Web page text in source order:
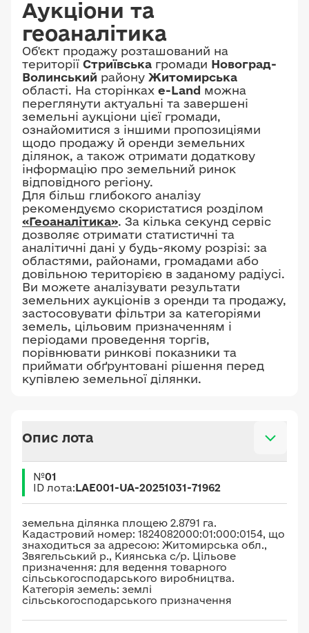
Аукціони та
геоаналітика
Об'єкт продажу розташований на
території Стриївська громади Новоград-
Волинський району Житомирська
області. На сторінках e-Land можна
переглянути актуальні та завершені
земельні аукціони цієї громади,
ознайомитися з іншими пропозиціями
щодо продажу й оренди земельних
ділянок, а також отримати додаткову
інформацію про земельний ринок
відповідного регіону.
Для більш глибокого аналізу
рекомендуємо скористатися розділом
«Геоаналітика». За кілька секунд сервіс
дозволяє отримати статистичні та
аналітичні дані у будь-якому розрізі: за
областями, районами, громадами або
довільною територією в заданому радіусі.
Ви можете аналізувати результати
земельних аукціонів з оренди та продажу,
застосовувати фільтри за категоріями
земель, цільовим призначенням і
періодами проведення торгів,
порівнювати ринкові показники та
приймати обґрунтовані рішення перед
купівлею земельної ділянки.
Опис лота
№01
ID лота:LAE001-UA-20251031-71962
земельна ділянка площею 2.8791 га.
Кадастровий номер: 1824082000:01:000:0154, що
знаходиться за адресою: Житомирська обл.,
Звягельський р., Киянська с/р. Цільове
призначення: для ведення товарного
сільськогосподарського виробництва.
Категорія земель: землі
сільськогосподарського призначення